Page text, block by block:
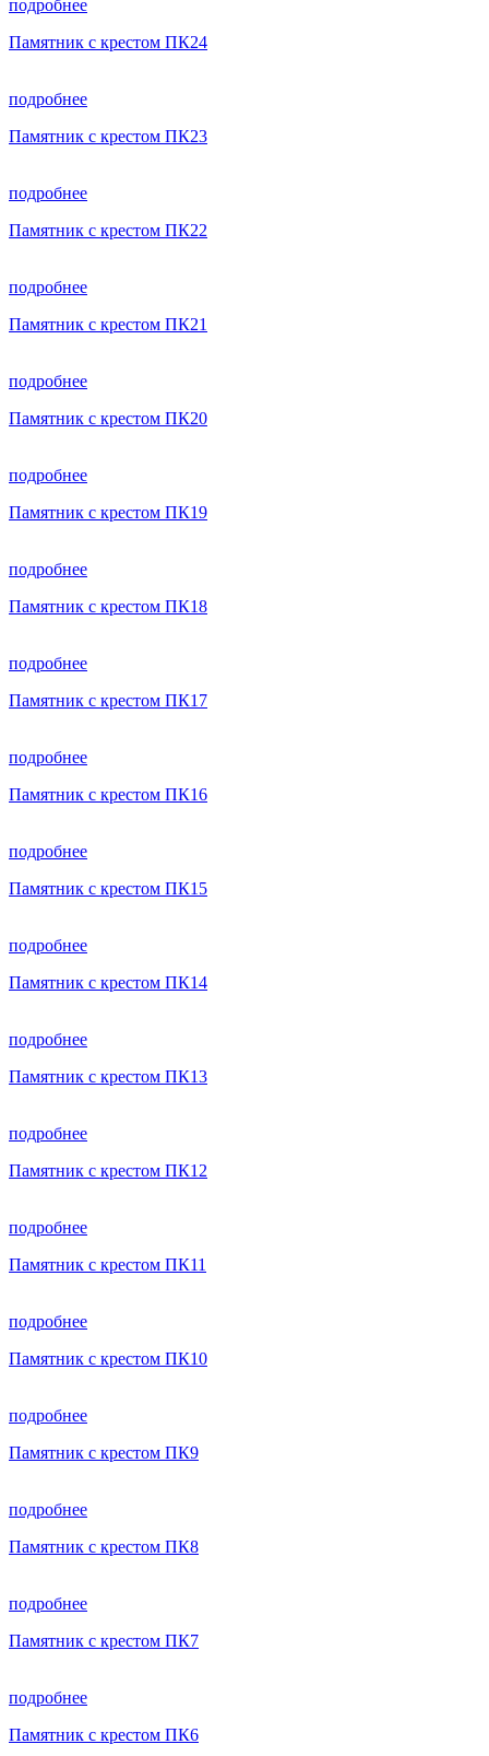
подробнее
Памятник с крестом ПК24
подробнее
Памятник с крестом ПК23
подробнее
Памятник с крестом ПК22
подробнее
Памятник с крестом ПК21
подробнее
Памятник с крестом ПК20
подробнее
Памятник с крестом ПК19
подробнее
Памятник с крестом ПК18
подробнее
Памятник с крестом ПК17
подробнее
Памятник с крестом ПК16
подробнее
Памятник с крестом ПК15
подробнее
Памятник с крестом ПК14
подробнее
Памятник с крестом ПК13
подробнее
Памятник с крестом ПК12
подробнее
Памятник с крестом ПК11
подробнее
Памятник с крестом ПК10
подробнее
Памятник с крестом ПК9
подробнее
Памятник с крестом ПК8
подробнее
Памятник с крестом ПК7
подробнее
Памятник с крестом ПК6